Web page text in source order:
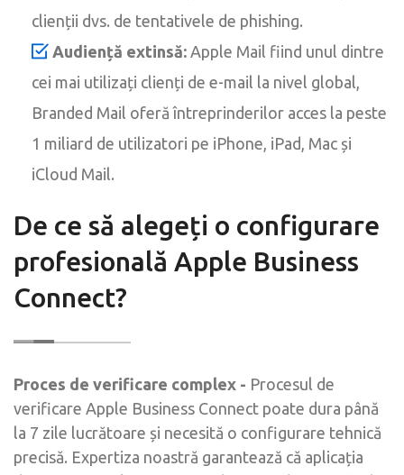
clienții dvs. de tentativele de phishing.
Audiență extinsă: Apple Mail fiind unul dintre
cei mai utilizați clienți de e-mail la nivel global,
Branded Mail oferă întreprinderilor acces la peste
1 miliard de utilizatori pe iPhone, iPad, Mac și
iCloud Mail.
De ce să alegeți o configurare
profesională Apple Business
Connect?
Proces de verificare complex - Procesul de
verificare Apple Business Connect poate dura până
la 7 zile lucrătoare și necesită o configurare tehnică
precisă. Expertiza noastră garantează că aplicația